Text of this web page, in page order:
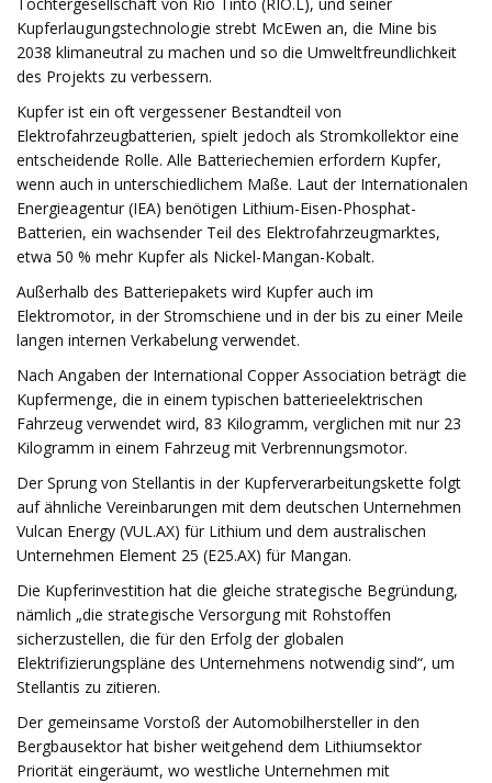
Kupferlaugungstechnologie strebt McEwen an, die Mine bis
2038 klimaneutral zu machen und so die Umweltfreundlichkeit
des Projekts zu verbessern.
Kupfer ist ein oft vergessener Bestandteil von
Elektrofahrzeugbatterien, spielt jedoch als Stromkollektor eine
entscheidende Rolle. Alle Batteriechemien erfordern Kupfer,
wenn auch in unterschiedlichem Maße. Laut der Internationalen
Energieagentur (IEA) benötigen Lithium-Eisen-Phosphat-
Batterien, ein wachsender Teil des Elektrofahrzeugmarktes,
etwa 50 % mehr Kupfer als Nickel-Mangan-Kobalt.
Außerhalb des Batteriepakets wird Kupfer auch im
Elektromotor, in der Stromschiene und in der bis zu einer Meile
langen internen Verkabelung verwendet.
Nach Angaben der International Copper Association beträgt die
Kupfermenge, die in einem typischen batterieelektrischen
Fahrzeug verwendet wird, 83 Kilogramm, verglichen mit nur 23
Kilogramm in einem Fahrzeug mit Verbrennungsmotor.
Der Sprung von Stellantis in der Kupferverarbeitungskette folgt
auf ähnliche Vereinbarungen mit dem deutschen Unternehmen
Vulcan Energy (VUL.AX) für Lithium und dem australischen
Unternehmen Element 25 (E25.AX) für Mangan.
Die Kupferinvestition hat die gleiche strategische Begründung,
nämlich „die strategische Versorgung mit Rohstoffen
sicherzustellen, die für den Erfolg der globalen
Elektrifizierungspläne des Unternehmens notwendig sind“, um
Stellantis zu zitieren.
Der gemeinsame Vorstoß der Automobilhersteller in den
Bergbausektor hat bisher weitgehend dem Lithiumsektor
Priorität eingeräumt, wo westliche Unternehmen mit